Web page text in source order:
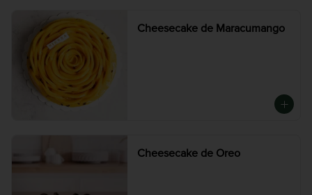
Cheesecake de Maracumango
Cheesecake de Oreo